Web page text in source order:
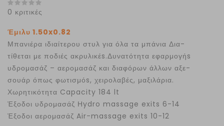
0 κριτικές
Έμιλυ 1.50x0.82
Μπανιέρα ιδιαίτερου στυλ για όλα τα μπάνια Δια-
τίθεται με ποδιές ακρυλικέs.Δυνατότητα εφαρμογήs
υδρομασάζ – αερομασάζ και διαφόρων άλλων αξε-
σουάρ όπως φωτισμόs, χειρολαβές, μαξιλάρια.
Χωρητικότητα Capacity 184 lt
Έξοδοι υδρομασάζ Ηydro massage exits 6-14
Έξοδοι αερομασάζ Air-massage exits 10-12